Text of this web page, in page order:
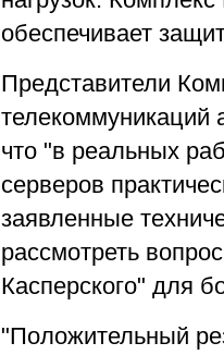
обеспечивает
Представители
телекоммуникаций
что "в реальных
серверов
заявленные
рассмотреть
Касперского" для
"Положительный